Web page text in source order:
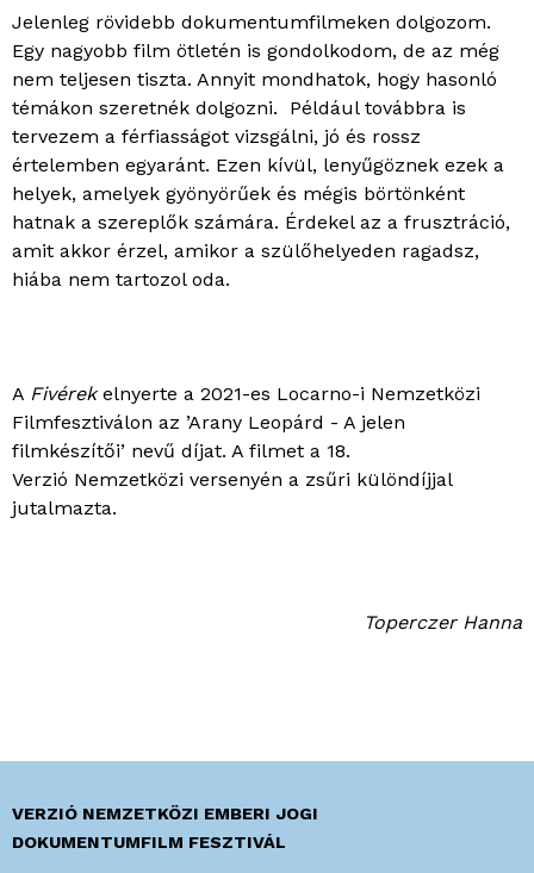
Jelenleg rövidebb dokumentumfilmeken dolgozom.
Egy nagyobb film ötletén is gondolkodom, de az még
nem teljesen tiszta. Annyit mondhatok, hogy hasonló
témákon szeretnék dolgozni. Például továbbra is
tervezem a férfiasságot vizsgálni, jó és rossz
értelemben egyaránt. Ezen kívül, lenyűgöznek ezek a
helyek, amelyek gyönyörűek és mégis börtönként
hatnak a szereplők számára. Érdekel az a frusztráció,
amit akkor érzel, amikor a szülőhelyeden ragadsz,
hiába nem tartozol oda.
A Fivérekelnyerte a 2021-es Locarno-i Nemzetközi
Filmfesztiválon az ’Arany Leopárd - A jelen
filmkészítői’ nevű díjat. A filmet a 18.
Verzió Nemzetközi versenyén a zsűri különdíjjal
jutalmazta.
Toperczer Hanna
VERZIÓ NEMZETKÖZI EMBERI JOGI
DOKUMENTUMFILM FESZTIVÁL